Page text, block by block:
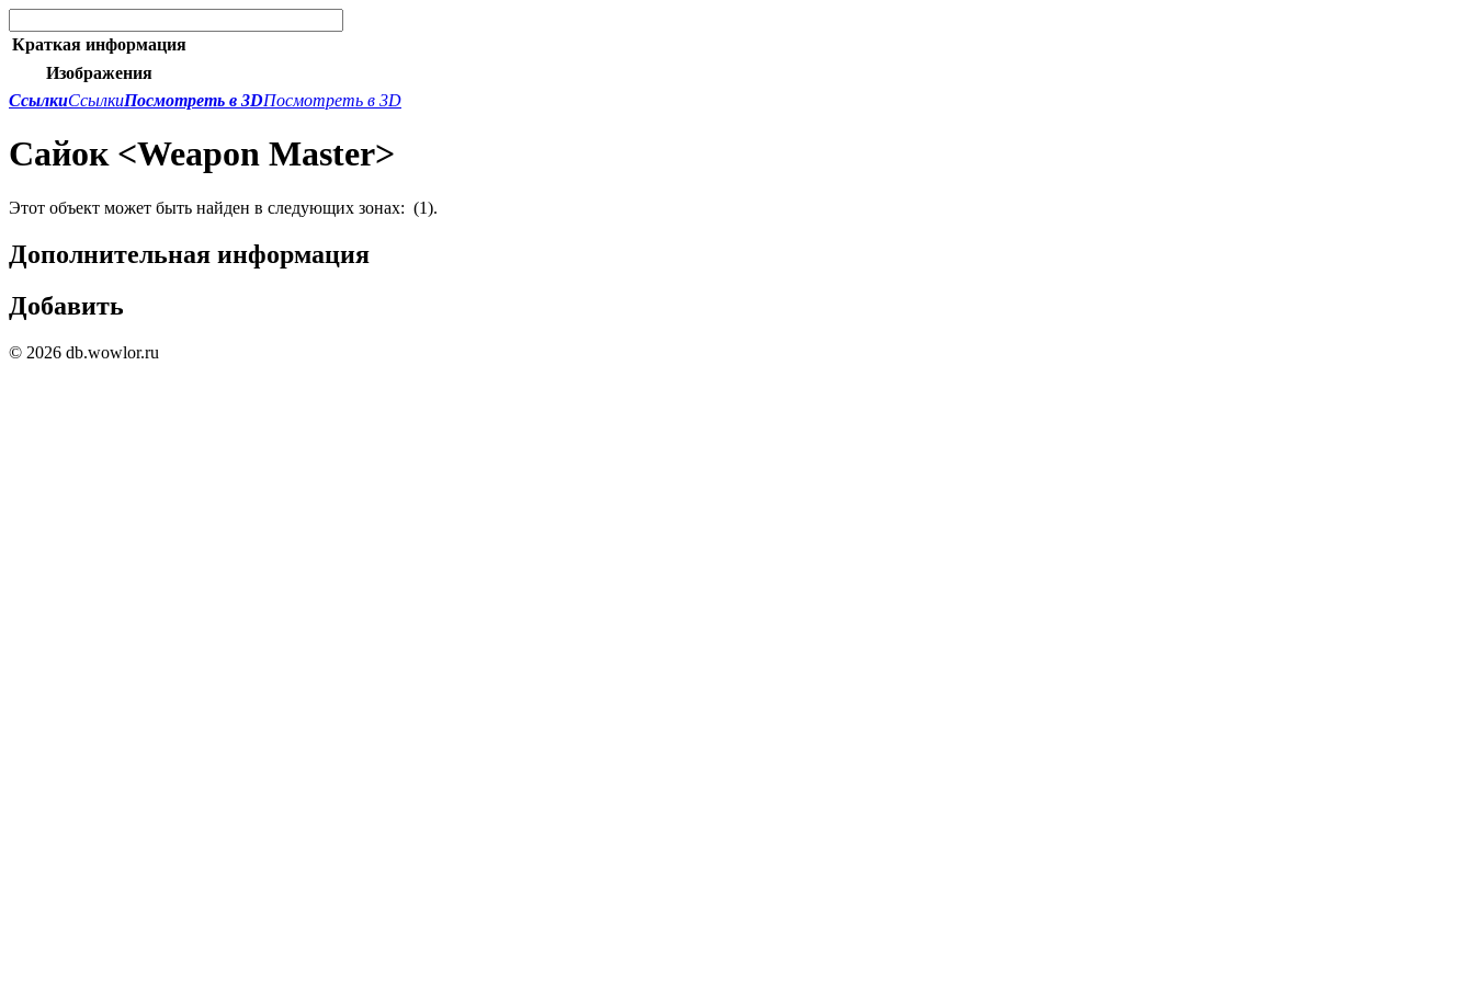
Краткая информация
Изображения
СсылкиСсылкиПосмотреть в 3DПосмотреть в 3D
Сайок <Weapon Master>
Этот объект может быть найден в следующих зонах: (1).
Дополнительная информация
Добавить
© 2026 db.wowlor.ru